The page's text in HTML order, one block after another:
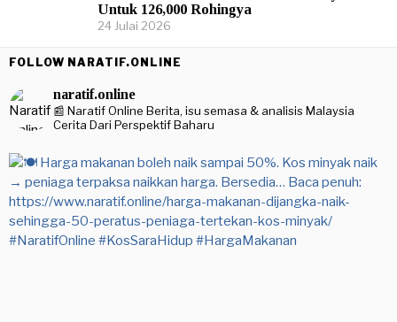
Untuk 126,000 Rohingya
24 Julai 2026
FOLLOW NARATIF.ONLINE
naratif.online
📰 Naratif Online Berita, isu semasa & analisis Malaysia
Cerita Dari Perspektif Baharu